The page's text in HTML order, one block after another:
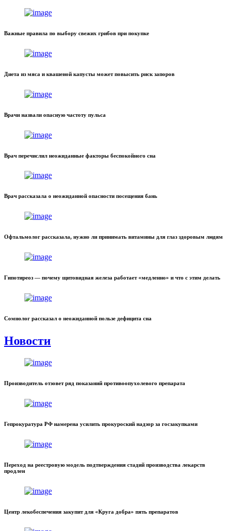
Важные правила по выбору свежих грибов при покупке
Диета из мяса и квашеной капусты может повысить риск запоров
Врачи назвали опасную частоту пульса
Врач перечислил неожиданные факторы беспокойного сна
Врач рассказала о неожиданной опасности посещения бань
Офтальмолог рассказала, нужно ли принимать витамины для глаз здоровым людям
Гипотиреоз — почему щитовидная железа работает «медленно» и что с этим делать
Сомнолог рассказал о неожиданной пользе дефицита сна
Новости
Производитель отзовет ряд показаний противоопухолевого препарата
Гепрокуратура РФ намерена усилить прокуроский надзор за госзакупками
Переход на реестровую модель подтверждения стадий производства лекарств
продлен
Центр лекобеспечения закупит для «Круга добра» пять препаратов